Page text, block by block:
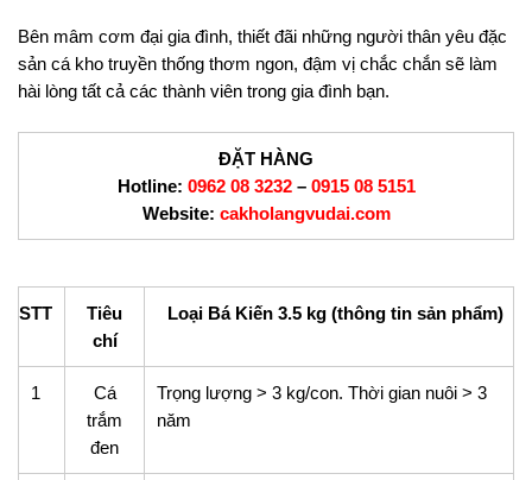
Bên mâm cơm đại gia đình, thiết đãi những người thân yêu đặc
sản cá kho truyền thống thơm ngon, đậm vị chắc chắn sẽ làm
hài lòng tất cả các thành viên trong gia đình bạn.
ĐẶT HÀNG
Hotline: 0962 08 3232– 0915 08 5151
Website: cakholangvudai.com
STT
Tiêu
chí
Loại Bá Kiến 3.5 kg (thông tin sản phẩm)
1
Cá
trắm
đen
Trọng lượng > 3 kg/con. Thời gian nuôi > 3
năm